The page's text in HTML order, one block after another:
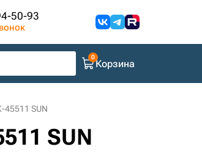
50-93
Корзина
45511 SUN
SUN